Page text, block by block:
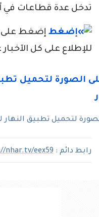
تدخل عدة قطاعات في
إضغط على
للإطلاع على كل
لتحميل تطبيق النهار
رابط دائم : nhar.tv/eex59